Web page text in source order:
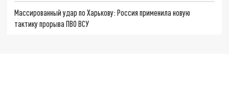
Массированный удар по Харькову: Россия применила новую
тактику прорыва ПВО ВСУ